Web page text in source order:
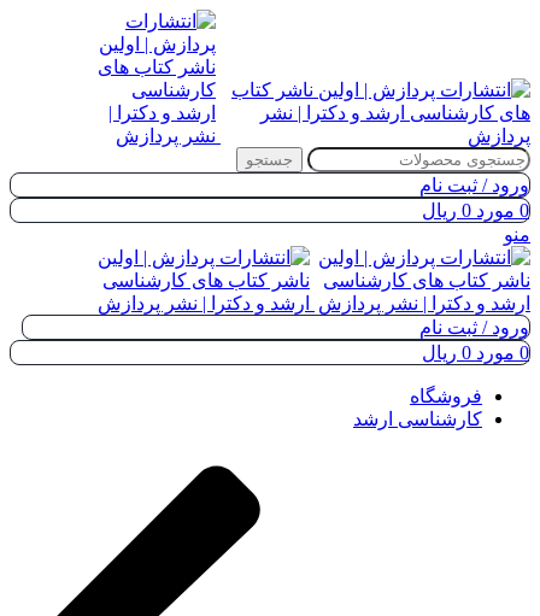
جستجو
ورود / ثبت نام
0 مورد 0 ریال
منو
ورود / ثبت نام
0 مورد 0 ریال
فروشگاه
کارشناسی ارشد